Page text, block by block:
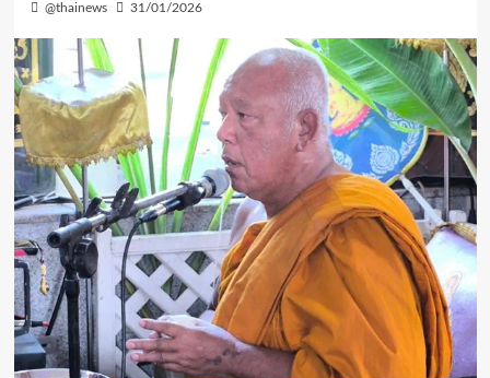
@thainews 31/01/2026